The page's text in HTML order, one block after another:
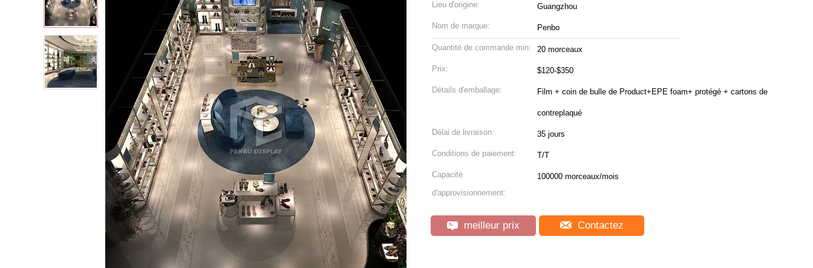
Lieu d'origine: Guangzhou
Nom de marque: Penbo
Quantité de commande min: 20 morceaux
Prix: $120-$350
Détails d'emballage: Film + coin de bulle de Product+EPE foam+ protégé + cartons de
contreplaqué
Délai de livraison: 35 jours
Conditions de paiement: T/T
Capacité
d'approvisionnement:
100000 morceaux/mois
meilleur prix Contactez